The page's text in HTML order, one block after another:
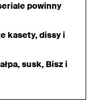
powinny
kasety, dissy i
susk, Bisz i